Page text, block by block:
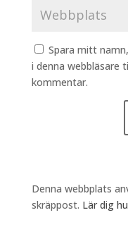
Spara mitt
i denna webbläsare
kommentar.
Denna webbplats
skräppost. Lär dig